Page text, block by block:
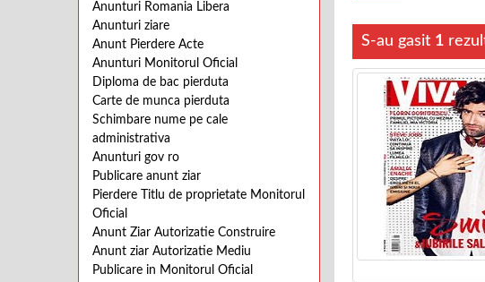
Anunturi Romania Libera
Anunturi ziare
Anunt Pierdere Acte
Anunturi Monitorul Oficial
Diploma de bac pierduta
Carte de munca pierduta
Schimbare nume pe cale
administrativa
Anunturi gov ro
Publicare anunt ziar
Pierdere Titlu de proprietate Monitorul
Oficial
Anunt Ziar Autorizatie Construire
Anunt ziar Autorizatie Mediu
Publicare in Monitorul Oficial
S-au gasit 1